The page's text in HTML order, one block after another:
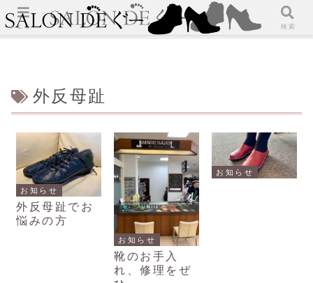
外反母趾
お知らせ
外反母趾でお
悩みの方
お知らせ
靴のお手入
れ、修理をぜ
お知らせ
メニュー 検索